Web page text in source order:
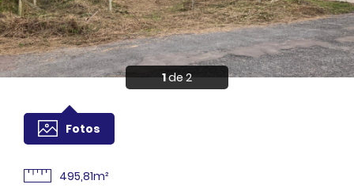
1de 2
Fotos
495,81m²